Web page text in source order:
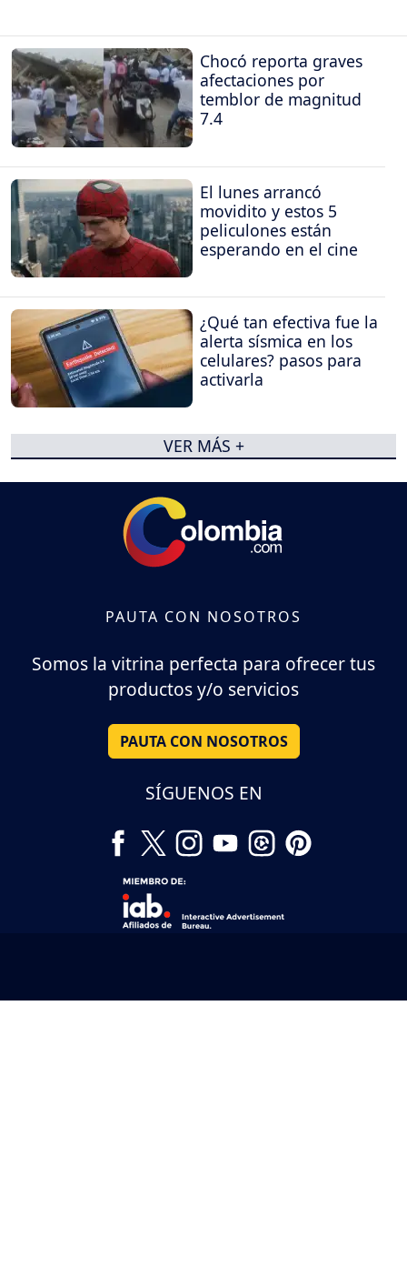
Chocó reporta graves
afectaciones por
temblor de magnitud
7.4
El lunes arrancó
movidito y estos 5
peliculones están
esperando en el cine
¿Qué tan efectiva fue la
alerta sísmica en los
celulares? pasos para
activarla
VER MÁS +
PAUTA CON NOSOTROS
Somos la vitrina perfecta para ofrecer tus
productos y/o servicios
PAUTA CON NOSOTROS
SÍGUENOS EN